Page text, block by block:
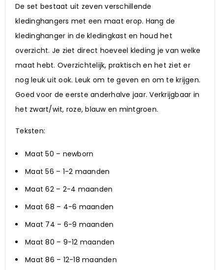
De set bestaat uit zeven verschillende
kledinghangers met een maat erop. Hang de
kledinghanger in de kledingkast en houd het
overzicht. Je ziet direct hoeveel kleding je van welke
maat hebt. Overzichtelijk, praktisch en het ziet er
nog leuk uit ook. Leuk om te geven en om te krijgen.
Goed voor de eerste anderhalve jaar. Verkrijgbaar in
het zwart/wit, roze, blauw en mintgroen.
Teksten:
Maat 50 – newborn
Maat 56 – 1-2 maanden
Maat 62 – 2-4 maanden
Maat 68 – 4-6 maanden
Maat 74 – 6-9 maanden
Maat 80 – 9-12 maanden
Maat 86 – 12-18 maanden